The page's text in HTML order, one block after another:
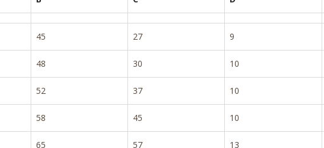
45 27 9
48 30 10
52 37 10
58 45 10
65 57 13